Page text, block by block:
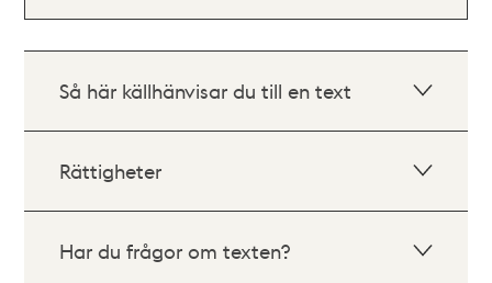
Så här källhänvisar du till en text
Rättigheter
Har du frågor om texten?